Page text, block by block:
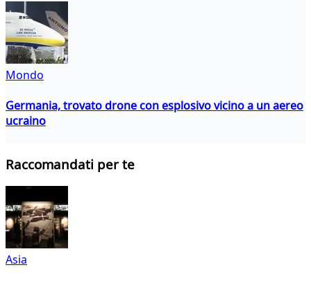
Mondo
Germania, trovato drone con esplosivo vicino a un aereo
ucraino
Raccomandati per te
Asia